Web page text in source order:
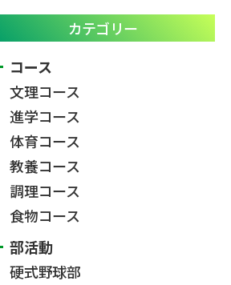
カテゴリー
コース
文理コース
進学コース
体育コース
教養コース
調理コース
食物コース
部活動
硬式野球部